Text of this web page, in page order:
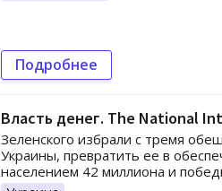
Подробнее
Власть денег. The National
Зеленского избрали с тремя
Украины, превратить ее в
населением 42 миллиона и